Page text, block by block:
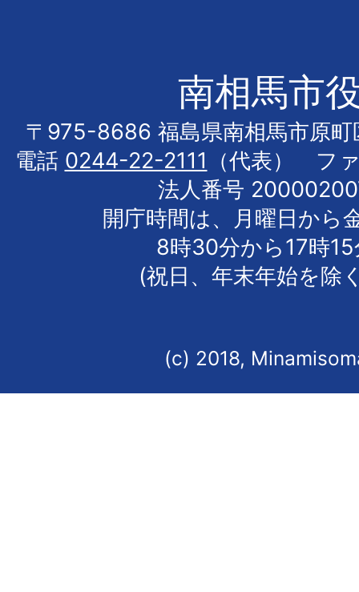
南相馬市
〒975-8686 福島県南相馬市原町
電話 0244-22-2111
（代表） フ
法人番号
開庁時間は、月曜日から
8時30分から17時
(祝日、年末年始を除
(c) 2018,